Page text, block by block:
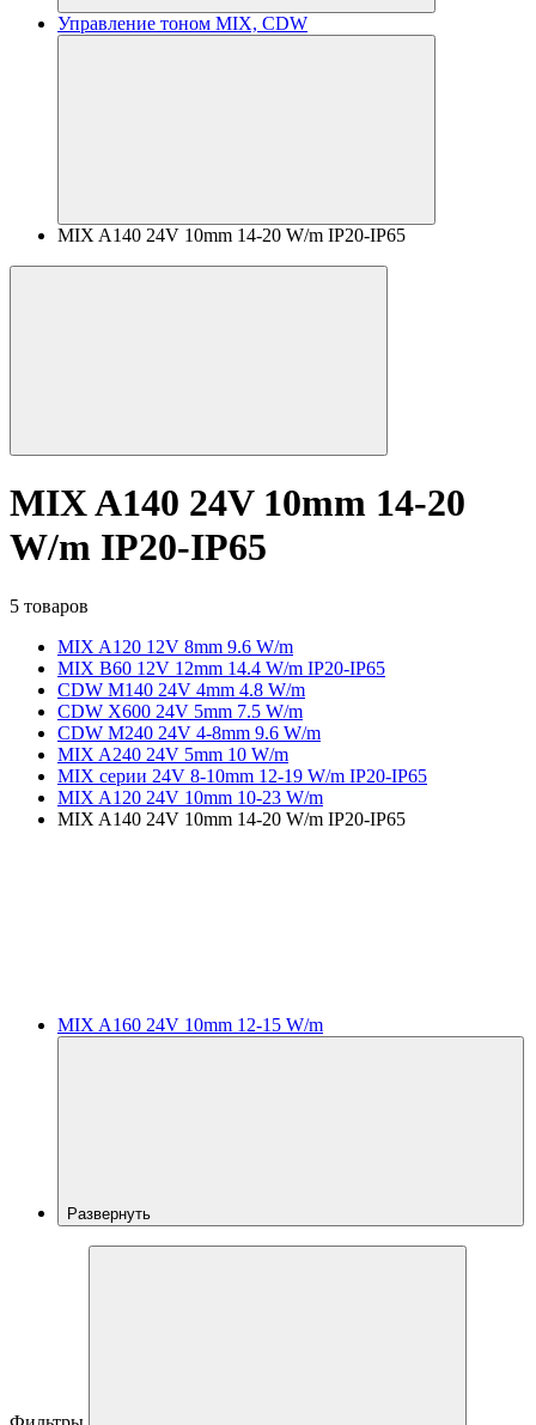
Управление тоном MIX, CDW
MIX A140 24V 10mm 14-20 W/m IP20-IP65
MIX A140 24V 10mm 14-20
W/m IP20-IP65
5 товаров
MIX A120 12V 8mm 9.6 W/m
MIX B60 12V 12mm 14.4 W/m IP20-IP65
CDW M140 24V 4mm 4.8 W/m
CDW X600 24V 5mm 7.5 W/m
CDW M240 24V 4-8mm 9.6 W/m
MIX A240 24V 5mm 10 W/m
MIX серии 24V 8-10mm 12-19 W/m IP20-IP65
MIX A120 24V 10mm 10-23 W/m
MIX A140 24V 10mm 14-20 W/m IP20-IP65
MIX A160 24V 10mm 12-15 W/m
Развернуть